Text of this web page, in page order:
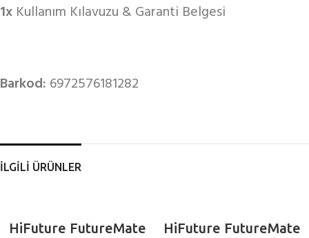
1x Kullanım Kılavuzu & Garanti Belgesi
Barkod: 6972576181282
İLGİLİ ÜRÜNLER
HiFuture FutureMate
HiFuture FutureMate